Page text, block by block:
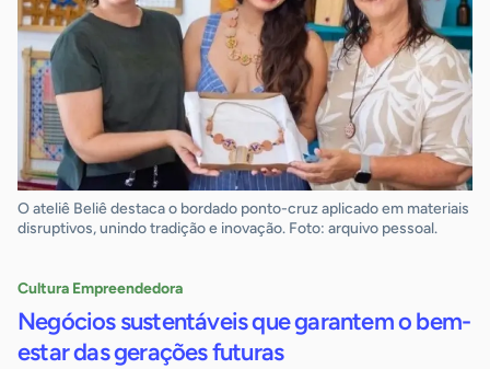
O ateliê Beliê destaca o bordado ponto-cruz aplicado em materiais
disruptivos, unindo tradição e inovação. Foto: arquivo pessoal.
Cultura Empreendedora
Negócios sustentáveis que garantem o bem-
estar das gerações futuras